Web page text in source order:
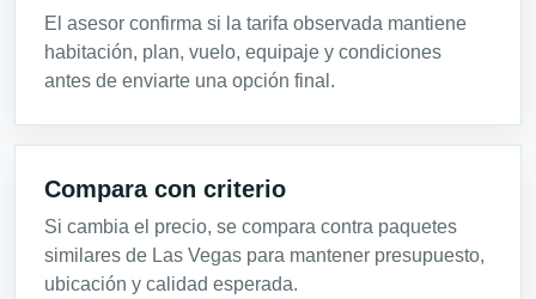
El asesor confirma si la tarifa observada mantiene
habitación, plan, vuelo, equipaje y condiciones
antes de enviarte una opción final.
Compara con criterio
Si cambia el precio, se compara contra paquetes
similares de Las Vegas para mantener presupuesto,
ubicación y calidad esperada.